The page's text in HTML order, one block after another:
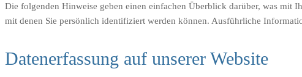
Die folgenden Hinweise geben einen einfachen Überblick darüber, was mit
mit denen Sie persönlich identifiziert werden können. Ausführliche
Datenerfassung auf unserer Website